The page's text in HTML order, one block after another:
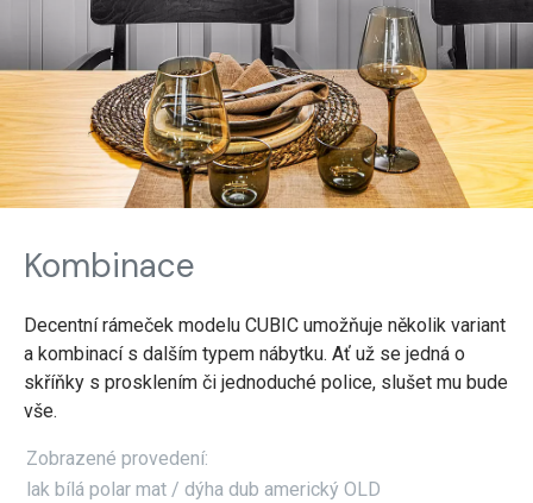
Kombinace
Decentní rámeček modelu CUBIC umožňuje několik variant
a kombinací s dalším typem nábytku. Ať už se jedná o
skříňky s prosklením či jednoduché police, slušet mu bude
vše.
Zobrazené provedení:
lak bílá polar mat / dýha dub americký OLD